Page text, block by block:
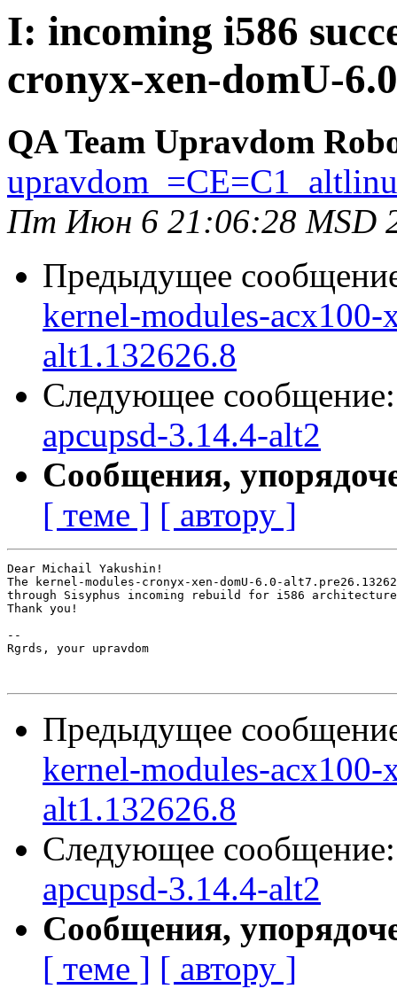
I: incoming i586
cronyx-xen-domU-
QA Team Upravdom
Пт Июн 6 21:06:28 MSD
Предыдущее
kernel-modules-
alt1.132626.8
Следующее
apcupsd-3.14.4-alt2
Сообщения,
[ теме ] [ автору ]
Dear Michail Yakushin!
The kernel-modules-cronyx-xen-domU-6.0-
through Sisyphus incoming rebuild for i586
Thank you!
--
Rgrds, your upravdom
Предыдущее
kernel-modules-
alt1.132626.8
Следующее
apcupsd-3.14.4-alt2
Сообщения,
[ теме ] [ автору ]